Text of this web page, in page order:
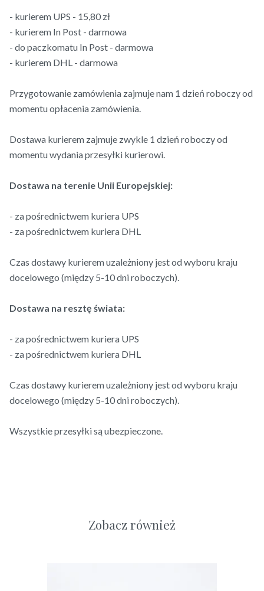
- kurierem UPS - 15,80 zł
- kurierem In Post - darmowa
- do paczkomatu In Post - darmowa
- kurierem DHL - darmowa
Przygotowanie zamówienia zajmuje nam 1 dzień roboczy od
momentu opłacenia zamówienia.
Dostawa kurierem zajmuje zwykle 1 dzień roboczy od
momentu wydania przesyłki kurierowi.
Dostawa na terenie Unii Europejskiej:
- za pośrednictwem kuriera UPS
- za pośrednictwem kuriera DHL
Czas dostawy kurierem uzależniony jest od wyboru kraju
docelowego (między 5-10 dni roboczych).
Dostawa na resztę świata:
- za pośrednictwem kuriera UPS
- za pośrednictwem kuriera DHL
Czas dostawy kurierem uzależniony jest od wyboru kraju
docelowego (między 5-10 dni roboczych).
Wszystkie przesyłki są ubezpieczone.
Zobacz również